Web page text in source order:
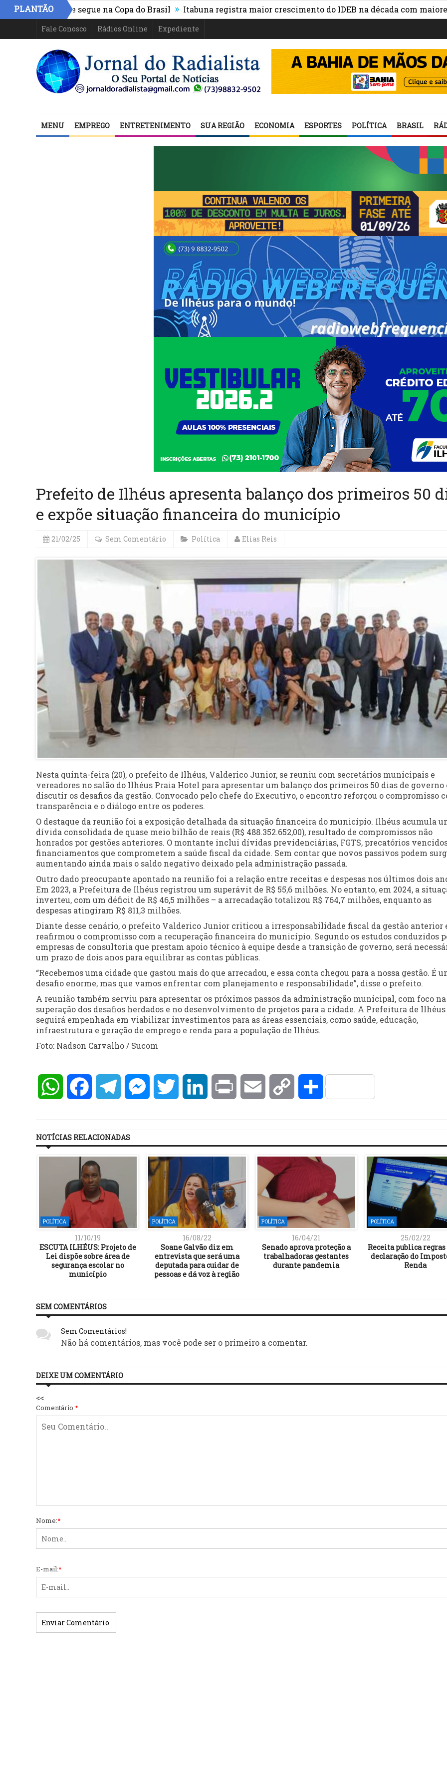
PLANTÃO
PR e segue na Copa do Brasil » Itabuna registra maior crescimento do IDEB na década com maiores
Fale Conosco Rádios Online Expediente
MENU EMPREGO ENTRETENIMENTO SUA REGIÃO ECONOMIA ESPORTES POLÍTICA BRASIL
Prefeito de Ilhéus apresenta balanço dos primeiros 50
e expõe situação financeira do município
21/02/25 Sem Comentário Política Elias Reis
Nesta quinta-feira (20), o prefeito de Ilhéus, Valderico Junior, se reuniu com secretários municipais e
vereadores no salão do Ilhéus Praia Hotel para apresentar um balanço dos primeiros 50 dias de governo
discutir os desafios da gestão. Convocado pelo chefe do Executivo, o encontro reforçou o compromisso
transparência e o diálogo entre os poderes.
O destaque da reunião foi a exposição detalhada da situação financeira do município. Ilhéus acumula
dívida consolidada de quase meio bilhão de reais (R$ 488.352.652,00), resultado de compromissos não
honrados por gestões anteriores. O montante inclui dívidas previdenciárias, FGTS, precatórios
financiamentos que comprometem a saúde fiscal da cidade. Sem contar que novos passivos podem
aumentando ainda mais o saldo negativo deixado pela administração passada.
Outro dado preocupante apontado na reunião foi a relação entre receitas e despesas nos últimos dois
Em 2023, a Prefeitura de Ilhéus registrou um superávit de R$ 55,6 milhões. No entanto, em 2024, a
inverteu, com um déficit de R$ 46,5 milhões – a arrecadação totalizou R$ 764,7 milhões, enquanto as
despesas atingiram R$ 811,3 milhões.
Diante desse cenário, o prefeito Valderico Junior criticou a irresponsabilidade fiscal da gestão anterior
reafirmou o compromisso com a recuperação financeira do município. Segundo os estudos conduzidos
empresas de consultoria que prestam apoio técnico à equipe desde a transição de governo, será
um prazo de dois anos para equilibrar as contas públicas.
“Recebemos uma cidade que gastou mais do que arrecadou, e essa conta chegou para a nossa gestão. É
desafio enorme, mas que vamos enfrentar com planejamento e responsabilidade”, disse o prefeito.
A reunião também serviu para apresentar os próximos passos da administração municipal, com foco na
superação dos desafios herdados e no desenvolvimento de projetos para a cidade. A Prefeitura de Ilhéus
seguirá empenhada em viabilizar investimentos para as áreas essenciais, como saúde, educação,
infraestrutura e geração de emprego e renda para a população de Ilhéus.
Foto: Nadson Carvalho / Sucom
WhatsAppFacebookTelegramMessengerTwitter LinkedInPrint Email Copy Compartilhar
NOTÍCIAS RELACIONADAS
POLÍTICA
11/10/19
ESCUTA ILHÉUS: Projeto de
Lei dispõe sobre área de
segurança escolar no
município
POLÍTICA
16/08/22
Soane Galvão diz em
entrevista que será uma
deputada para cuidar de
pessoas e dá voz à região
POLÍTICA
16/04/21
Senado aprova proteção a
trabalhadoras gestantes
durante pandemia
POLÍTICA
25/02/22
Receita publica
declaração do
Renda
SEM COMENTÁRIOS
Sem Comentários!
Não há comentários, mas você pode ser o primeiro a comentar.
DEIXE UM COMENTÁRIO
<<
Comentário:*
Nome:*
E-mail:*